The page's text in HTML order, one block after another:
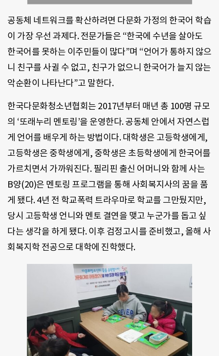
공동체 네트워크를 확산하려면 다문화 가정의 한국어 학습
이 가장 우선 과제다. 전문가들은 “한국에 수년을 살아도
한국어를 못하는 이주민들이 많다”며 “언어가 통하지 않으
니 친구를 사귈 수 없고, 친구가 없으니 한국어가 늘지 않는
악순환이 나타난다”고 말한다.
한국다문화청소년협회는 2017년부터 매년 총 100명 규모
의 ‘또래누리 멘토링’을 운영한다. 공동체 안에서 자연스럽
게 언어를 배우게 하는 방법이다. 대학생은 고등학생에게,
고등학생은 중학생에게, 중학생은 초등학생에게 한국어를
가르치면서 가까워진다. 필리핀 출신 어머니와 함께 사는
B양(20)은 멘토링 프로그램을 통해 사회복지사의 꿈을 품
게 됐다. 4년 전 학교폭력 트라우마로 학교를 그만뒀지만,
당시 고등학생 언니와 멘토 결연을 맺고 누군가를 돕고 싶
다는 생각을 하게 됐다. 이후 검정고시를 준비했고, 올해 사
회복지학 전공으로 대학에 진학했다.